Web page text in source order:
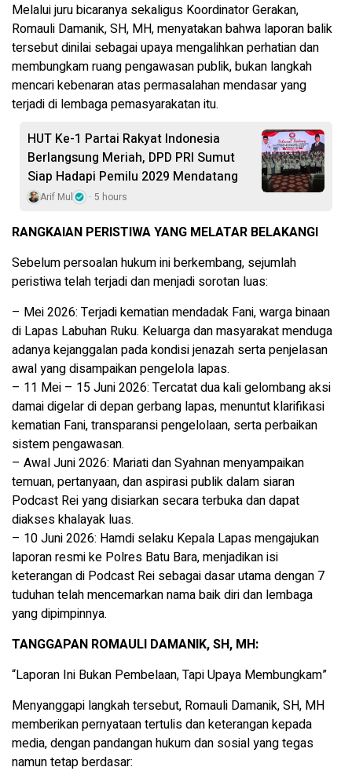
Melalui juru bicaranya sekaligus Koordinator Gerakan,
Romauli Damanik, SH, MH, menyatakan bahwa laporan balik
tersebut dinilai sebagai upaya mengalihkan perhatian dan
membungkam ruang pengawasan publik, bukan langkah
mencari kebenaran atas permasalahan mendasar yang
terjadi di lembaga pemasyarakatan itu.
HUT Ke-1 Partai Rakyat Indonesia
Berlangsung Meriah, DPD PRI Sumut
Siap Hadapi Pemilu 2029 Mendatang
Arif Mul 5 hours
RANGKAIAN PERISTIWA YANG MELATAR BELAKANGI
Sebelum persoalan hukum ini berkembang, sejumlah
peristiwa telah terjadi dan menjadi sorotan luas:
– Mei 2026: Terjadi kematian mendadak Fani, warga binaan
di Lapas Labuhan Ruku. Keluarga dan masyarakat menduga
adanya kejanggalan pada kondisi jenazah serta penjelasan
awal yang disampaikan pengelola lapas.
– 11 Mei – 15 Juni 2026: Tercatat dua kali gelombang aksi
damai digelar di depan gerbang lapas, menuntut klarifikasi
kematian Fani, transparansi pengelolaan, serta perbaikan
sistem pengawasan.
– Awal Juni 2026: Mariati dan Syahnan menyampaikan
temuan, pertanyaan, dan aspirasi publik dalam siaran
Podcast Rei yang disiarkan secara terbuka dan dapat
diakses khalayak luas.
– 10 Juni 2026: Hamdi selaku Kepala Lapas mengajukan
laporan resmi ke Polres Batu Bara, menjadikan isi
keterangan di Podcast Rei sebagai dasar utama dengan 7
tuduhan telah mencemarkan nama baik diri dan lembaga
yang dipimpinnya.
TANGGAPAN ROMAULI DAMANIK, SH, MH:
“Laporan Ini Bukan Pembelaan, Tapi Upaya Membungkam”
Menyanggapi langkah tersebut, Romauli Damanik, SH, MH
memberikan pernyataan tertulis dan keterangan kepada
media, dengan pandangan hukum dan sosial yang tegas
namun tetap berdasar: